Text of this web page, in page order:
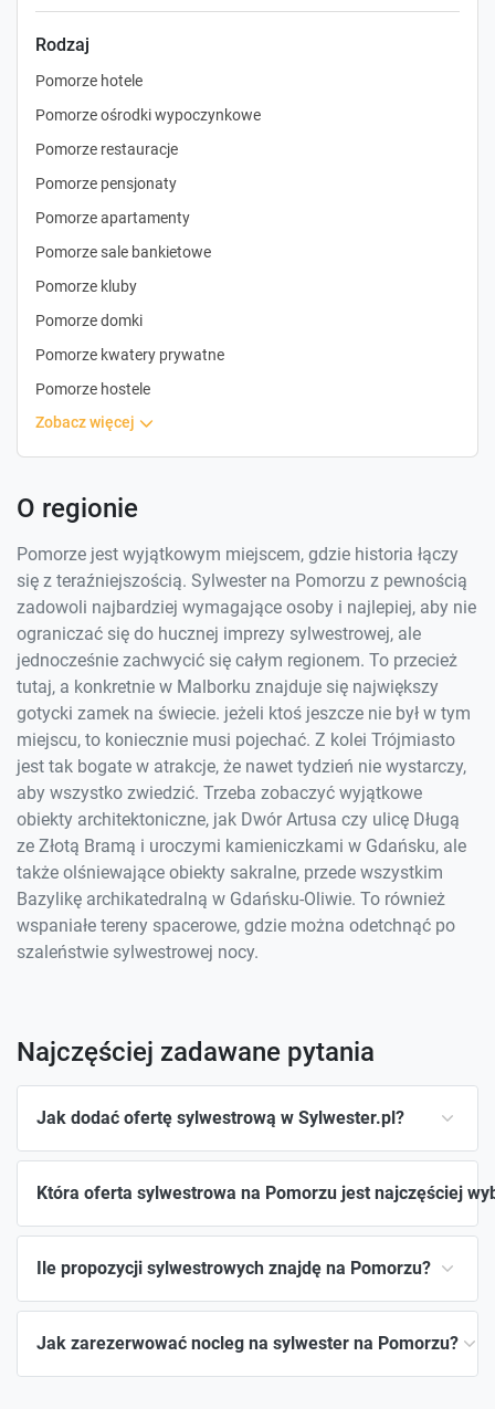
Rodzaj
Pomorze hotele
Pomorze ośrodki wypoczynkowe
Pomorze restauracje
Pomorze pensjonaty
Pomorze apartamenty
Pomorze sale bankietowe
Pomorze kluby
Pomorze domki
Pomorze kwatery prywatne
Pomorze hostele
zobacz więcej
O regionie
Pomorze jest wyjątkowym miejscem, gdzie historia łączy
się z teraźniejszością. Sylwester na Pomorzu z pewnością
zadowoli najbardziej wymagające osoby i najlepiej, aby nie
ograniczać się do hucznej imprezy sylwestrowej, ale
jednocześnie zachwycić się całym regionem. To przecież
tutaj, a konkretnie w Malborku znajduje się największy
gotycki zamek na świecie. jeżeli ktoś jeszcze nie był w tym
miejscu, to koniecznie musi pojechać. Z kolei Trójmiasto
jest tak bogate w atrakcje, że nawet tydzień nie wystarczy,
aby wszystko zwiedzić. Trzeba zobaczyć wyjątkowe
obiekty architektoniczne, jak Dwór Artusa czy ulicę Długą
ze Złotą Bramą i uroczymi kamieniczkami w Gdańsku, ale
także olśniewające obiekty sakralne, przede wszystkim
Bazylikę archikatedralną w Gdańsku-Oliwie. To również
wspaniałe tereny spacerowe, gdzie można odetchnąć po
szaleństwie sylwestrowej nocy.
Najczęściej zadawane pytania
Jak dodać ofertę sylwestrową w Sylwester.pl?
Która oferta sylwestrowa na Pomorzu jest najczęściej
Ile propozycji sylwestrowych znajdę na Pomorzu?
Jak zarezerwować nocleg na sylwester na Pomorzu?